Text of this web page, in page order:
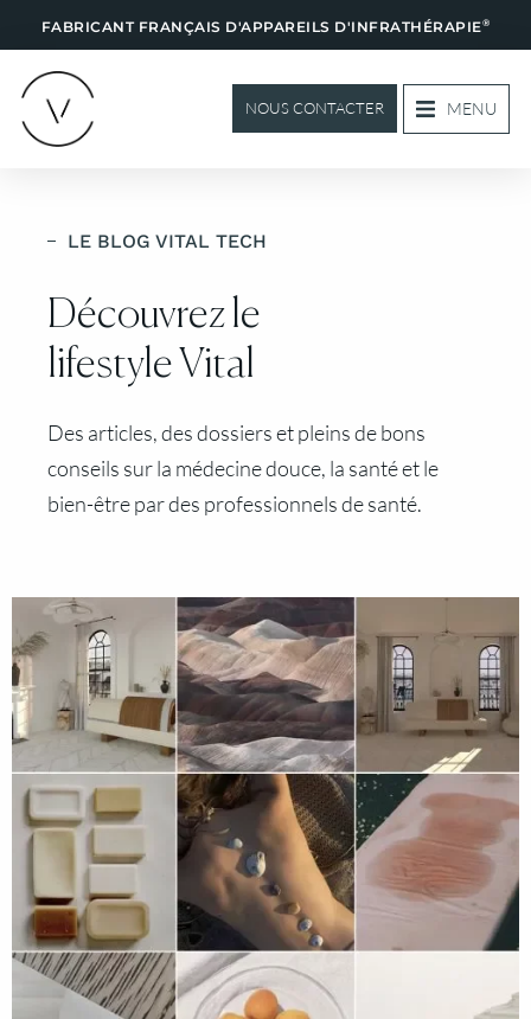
FABRICANT FRANÇAIS D'APPAREILS D'INFRATHÉRAPIE®
NOUS CONTACTER MENU
LE BLOG VITAL TECH
Découvrez le
lifestyle Vital
Des articles, des dossiers et pleins de bons
conseils sur la médecine douce, la santé et le
bien-être par des professionnels de santé.